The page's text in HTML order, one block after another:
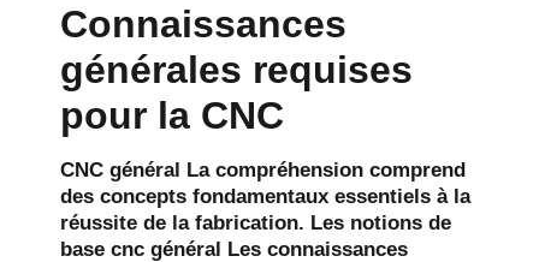
Connaissances
générales requises
pour la CNC
CNC général La compréhension comprend
des concepts fondamentaux essentiels à la
réussite de la fabrication. Les notions de
base cnc général Les connaissances